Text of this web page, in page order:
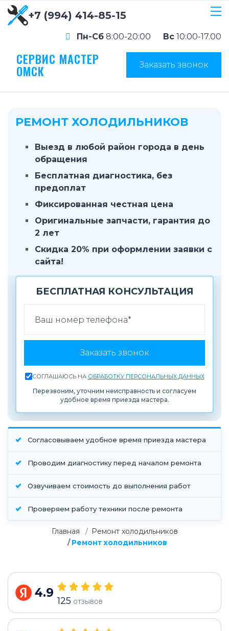
+7 (994) 414-85-15
Пн-Сб 8:00-20:00 Вс 10:00-17.00
СЕРВИС МАСТЕР
ОМСК Заказать звонок
РЕМОНТ ХОЛОДИЛЬНИКОВ
Выезд в любой район города в день
обращения
Бесплатная диагностика, без
предоплат
Фиксированная честная цена
Оригинальные запчасти, гарантия до
2 лет
Скидка 20% при оформлении заявки с
сайта!
БЕСПЛАТНАЯ КОНСУЛЬТАЦИЯ
Заказать звонок
СОГЛАШАЮСЬ НА ОБРАБОТКУ ПЕРСОНАЛЬНЫХ ДАННЫХ
Перезвоним, уточним неисправность и согласуем
удобное время приезда мастера.
Согласовываем удобное время приезда мастера
Проводим диагностику перед началом ремонта
Озвучиваем стоимость до выполнения работ
Проверяем работу техники после ремонта
Главная
Ремонт холодильников
Ремонт холодильников
4.9
125 отзывов